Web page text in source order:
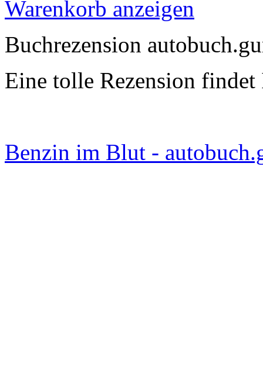
Warenkorb anzeigen
Buchrezension
Eine tolle Rezension
Benzin im Blut -